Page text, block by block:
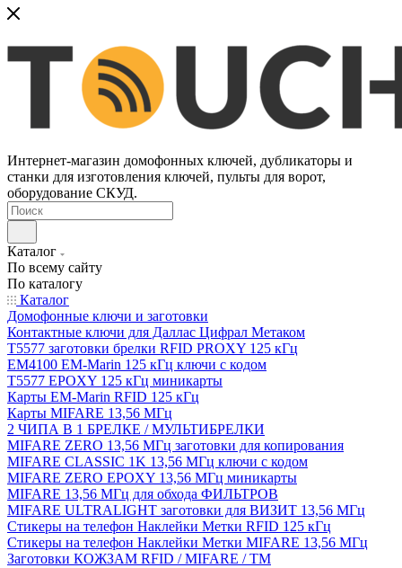
Интернет-магазин домофонных ключей, дубликаторы и
станки для изготовления ключей, пульты для ворот,
оборудование СКУД.
Каталог
По всему сайту
По каталогу
Каталог
Домофонные ключи и заготовки
Контактные ключи для Даллас Цифрал Метаком
T5577 заготовки брелки RFID PROXY 125 кГц
EM4100 EM-Marin 125 кГц ключи с кодом
T5577 EPOXY 125 кГц миникарты
Карты EM-Marin RFID 125 кГц
Карты MIFARE 13,56 МГц
2 ЧИПА В 1 БРЕЛКЕ / МУЛЬТИБРЕЛКИ
MIFARE ZERO 13,56 МГц заготовки для копирования
MIFARE CLASSIC 1K 13,56 МГц ключи с кодом
MIFARE ZERO EPOXY 13,56 МГц миникарты
MIFARE 13,56 МГц для обхода ФИЛЬТРОВ
MIFARE ULTRALIGHT заготовки для ВИЗИТ 13,56 МГц
Стикеры на телефон Наклейки Метки RFID 125 кГц
Стикеры на телефон Наклейки Метки MIFARE 13,56 МГц
Заготовки КОЖЗАМ RFID / MIFARE / TM